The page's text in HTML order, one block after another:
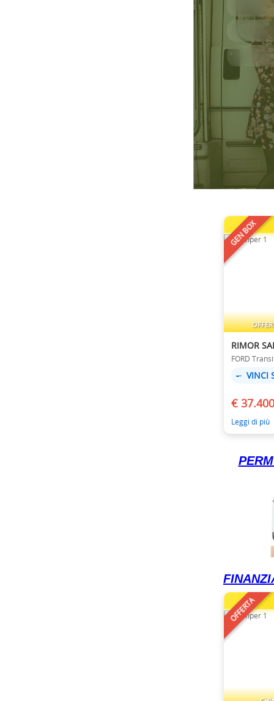
GEN BOX
RIMOR
FORD
- VINCI
€ 37.400
Leggi di più
OFFERTA